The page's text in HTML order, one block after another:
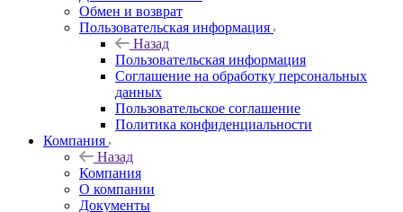
Обмен и возврат
Пользовательская информация
Назад
Пользовательская информация
Соглашение на обработку персональных
данных
Пользовательское соглашение
Политика конфиденциальности
Компания
Назад
Компания
О компании
Документы